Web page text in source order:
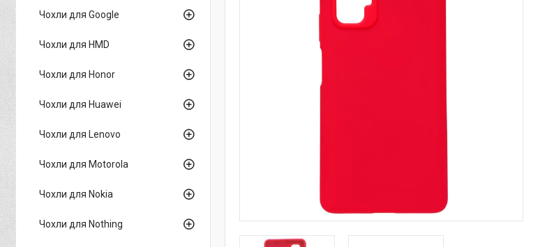
Чохли для Google
Чохли для HMD
Чохли для Honor
Чохли для Huawei
Чохли для Lenovo
Чохли для Motorola
Чохли для Nokia
Чохли для Nothing